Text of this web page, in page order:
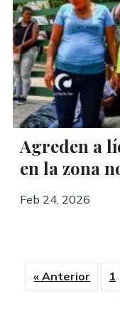
Agreden a
en la zona
Feb 24, 2026
« Anterior 1